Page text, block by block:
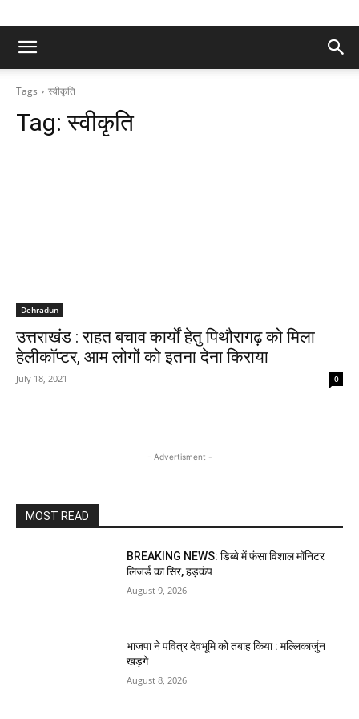
Tags स्वीकृति
Tag:स्वीकृति
Dehradun
उत्तराखंड : राहत बचाव कार्यों हेतु पिथौरागढ़ को मिला
हेलीकॉप्टर, आम लोगों को इतना देना किराया
July 18, 2021 0
- Advertisment -
MOST READ
BREAKING NEWS: डिब्बे में फंसा विशाल मॉनिटर
लिजर्ड का सिर, हड़कंप
August 9, 2026
भाजपा ने पवित्र देवभूमि को तबाह किया : मल्लिकार्जुन
खड़गे
August 8, 2026